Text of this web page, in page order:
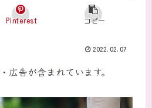
Pinterest コピー
2022.02.07
広告が含まれています。